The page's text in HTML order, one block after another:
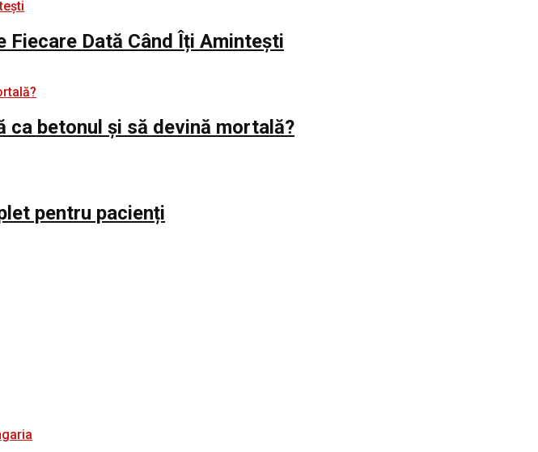
Fiecare Dată Când Îți Amintești
ca betonul și să devină mortală?
pentru pacienți